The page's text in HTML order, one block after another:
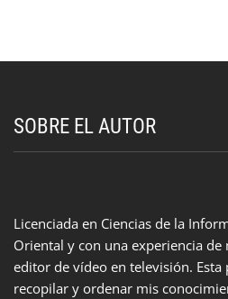
SOBRE EL AUTOR
Licenciada en Ciencias de la
Oriental y con una experiencia de
editor de vídeo en televisión. Esta
recopilar y ordenar mis